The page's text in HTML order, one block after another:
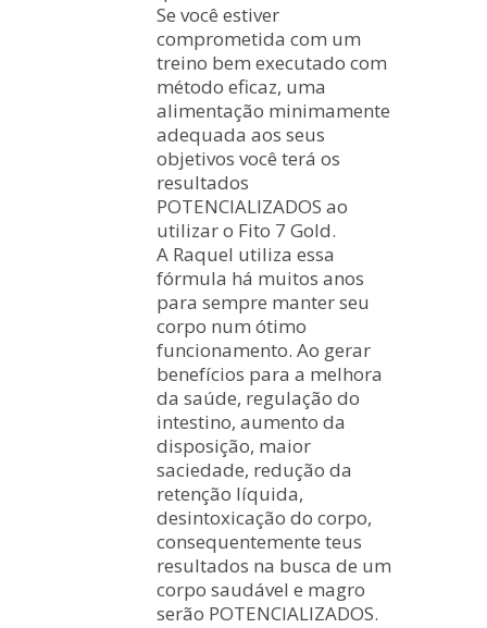
Se você estiver
comprometida com um
treino bem executado com
método eficaz, uma
alimentação minimamente
adequada aos seus
objetivos você terá os
resultados
POTENCIALIZADOS ao
utilizar o Fito 7 Gold.
A Raquel utiliza essa
fórmula há muitos anos
para sempre manter seu
corpo num ótimo
funcionamento. Ao gerar
benefícios para a melhora
da saúde, regulação do
intestino, aumento da
disposição, maior
saciedade, redução da
retenção líquida,
desintoxicação do corpo,
consequentemente teus
resultados na busca de um
corpo saudável e magro
serão POTENCIALIZADOS.